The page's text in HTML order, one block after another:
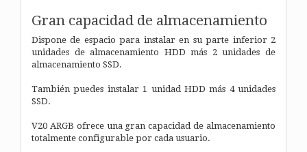
Gran capacidad de almacenamiento
Dispone de espacio para instalar en su parte inferior 2
unidades de almacenamiento HDD más 2 unidades de
almacenamiento SSD.
También puedes instalar 1 unidad HDD más 4 unidades
SSD.
V20 ARGB ofrece una gran capacidad de almacenamiento
totalmente configurable por cada usuario.